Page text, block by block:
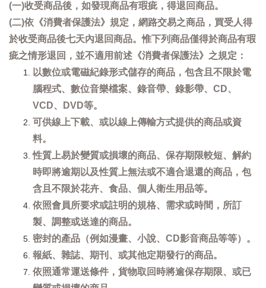
(一)收受商品後，如發現商品有瑕疵，得退回商品。
(二)依《消費者保護法》規定，網路交易之商品，買受人得
於收受商品後七天內退回商品。惟下列商品僅得於商品有瑕
疵之情形退回，並不適用前述《消費者保護法》之規定：
以數位或電磁紀錄形式儲存的商品，包含且不限於電
腦程式、數位音樂檔案、錄音帶、錄影帶、CD、
VCD、DVD等。
可供線上下載、或以線上傳輸方式提供的商品或資
料。
性質上易於變質或損壞的商品、保存期限較短、解約
時即將逾期以及性質上無法或不適合退還的商品，包
含且不限於花卉、食品、個人衛生用品等。
依照會員所要求或註明的規格、需求或時間，所訂
製、調整或送達的商品。
密封的產品（例如漫畫、小說、CD影音商品等等）。
報紙、雜誌、期刊、或其他定期發行的商品。
依照通常運送條件，貨物取回時將逾保存期限、或已